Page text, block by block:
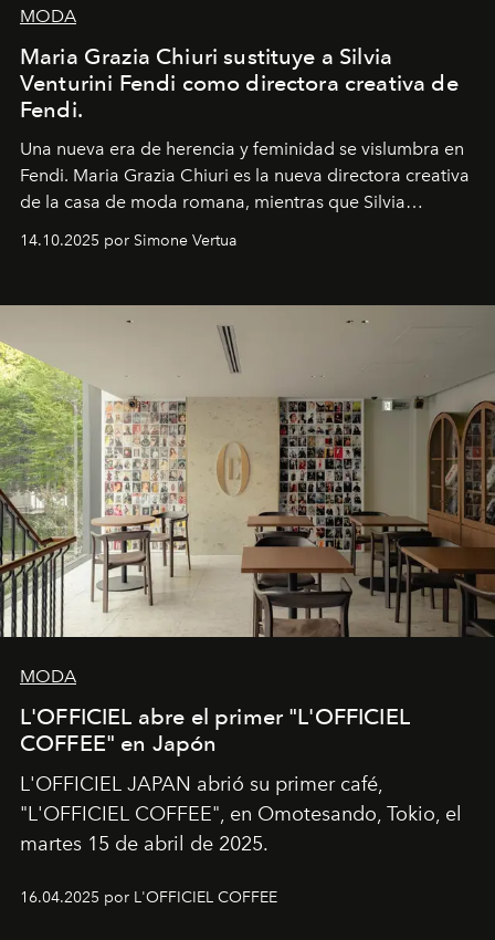
MODA
Maria Grazia Chiuri sustituye a Silvia
Venturini Fendi como directora creativa de
Fendi.
Una nueva era de herencia y feminidad se vislumbra en
Fendi. Maria Grazia Chiuri es la nueva directora creativa
de la casa de moda romana, mientras que Silvia
14.10.2025 por Simone Vertua
MODA
L'OFFICIEL abre el primer "L'OFFICIEL
COFFEE" en Japón
L'OFFICIEL JAPAN abrió su primer café,
"L'OFFICIEL COFFEE", en Omotesando, Tokio, el
martes 15 de abril de 2025.
16.04.2025 por L'OFFICIEL COFFEE